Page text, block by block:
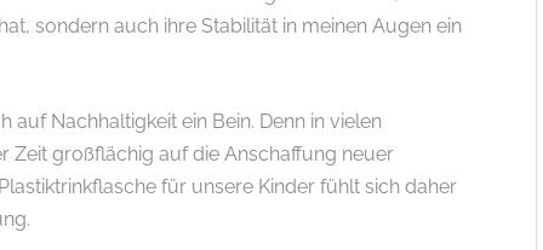
sondern auch ihre Stabilität in meinen Augen ein
Nachhaltigkeit ein Bein. Denn in vielen
Zeit großflächig auf die Anschaffung neuer
für unsere Kinder fühlt sich daher